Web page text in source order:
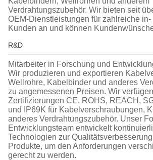
Verdrahtungszubehör. Wir bieten seit
OEM-Dienstleistungen für zahlreiche
Kunden an und können
R&D
Mitarbeiter in Forschung und
Wir produzieren und exportieren
Wellrohre, Kabelbinder und anderes
zu angemessenen Preisen. Wir
Zertifizierungen CE, ROHS, REACH,
und IP69K für Kabelverschraubungen,
anderes Verdrahtungszubehör. Unser
Entwicklungsteam entwickelt
Technologien zur
Produkte, um den Anforderungen
gerecht zu werden.